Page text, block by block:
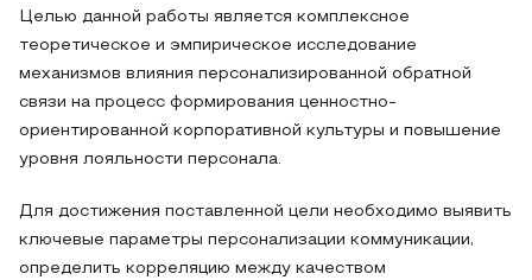
Целью данной работы является комплексное
теоретическое и эмпирическое исследование
механизмов влияния персонализированной обратной
связи на процесс формирования ценностно-
ориентированной корпоративной культуры и повышение
уровня лояльности персонала.
Для достижения поставленной цели необходимо выявить
ключевые параметры персонализации коммуникации,
определить корреляцию между качеством